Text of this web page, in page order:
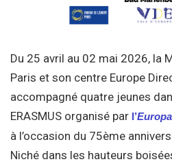
Du 25 avril au 02 mai 2026, la
Paris et son centre Europe
accompagné quatre jeunes
ERASMUS organisé par l’
à l’occasion du 75ème
Niché dans les hauteurs